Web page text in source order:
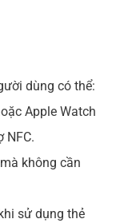
dùng có thể:
Apple Watch
NFC.
không cần
sử dụng thẻ